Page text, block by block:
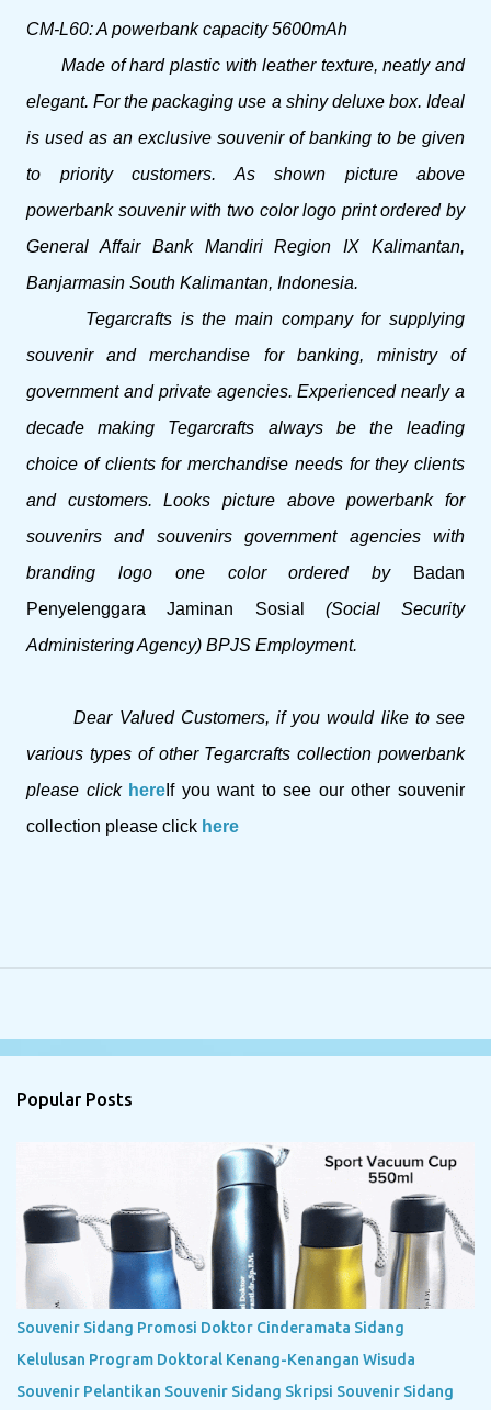
CM-L60: A powerbank capacity 5600mAh
Made of hard plastic with leather texture, neatly and
elegant.For the packaging use a shiny deluxe box.Ideal
is used as an exclusive souvenir of banking to be given
to priority customers. As shown picture above
powerbank souvenir with two color logo print ordered by
General Affair Bank Mandiri Region IX Kalimantan,
Banjarmasin South Kalimantan, Indonesia.
Tegarcrafts is the main company for supplying
souvenir and merchandise for banking, ministry of
government and private agencies.Experienced nearly a
decade making Tegarcrafts always be the leading
choice of clients for merchandise needs for they clients
and customers.Looks picture above powerbank for
souvenirs and souvenirs government agencies with
branding logo one color ordered by
Badan
Penyelenggara Jaminan Sosial
(Social Security
Administering Agency) BPJS Employment.
Dear Valued Customers, if you would like to see
various types of other Tegarcrafts collection powerbank
please click here If you want to see our other souvenir
collection please click here
Popular Posts
Souvenir Sidang Promosi Doktor Cinderamata Sidang
Kelulusan Program Doktoral Kenang-Kenangan Wisuda
Souvenir Pelantikan Souvenir Sidang Skripsi Souvenir Sidang